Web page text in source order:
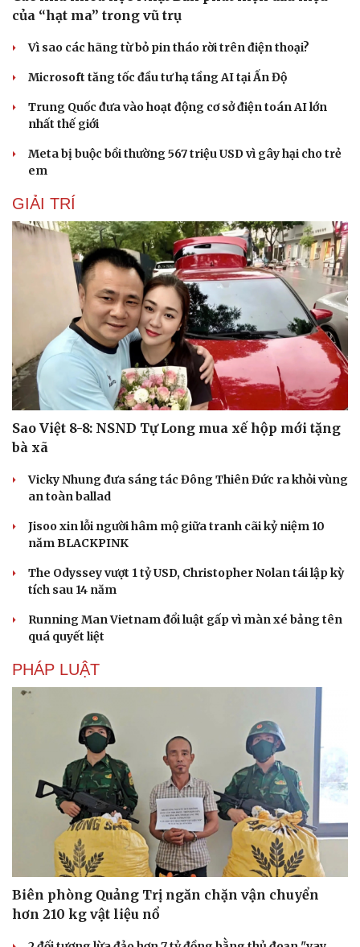
Du lịch
Tư vấn
check-in
Hạt giống tâm hồn
của “hạt ma” trong vũ trụ
Vì sao các hãng từ bỏ pin tháo rời trên điện thoại?
Microsoft tăng tốc đầu tư hạ tầng AI tại Ấn Độ
Trung Quốc đưa vào hoạt động cơ sở điện toán AI lớn
nhất thế giới
Meta bị buộc bồi thường 567 triệu USD vì gây hại cho trẻ
em
GIẢI TRÍ
Sao Việt 8-8: NSND Tự Long mua xế hộp mới tặng
bà xã
Vicky Nhung đưa sáng tác Đông Thiên Đức ra khỏi vùng
an toàn ballad
Jisoo xin lỗi người hâm mộ giữa tranh cãi kỷ niệm 10
năm BLACKPINK
The Odyssey vượt 1 tỷ USD, Christopher Nolan tái lập kỳ
tích sau 14 năm
Running Man Vietnam đổi luật gấp vì màn xé bảng tên
quá quyết liệt
PHÁP LUẬT
Biên phòng Quảng Trị ngăn chặn vận chuyển
hơn 210 kg vật liệu nổ